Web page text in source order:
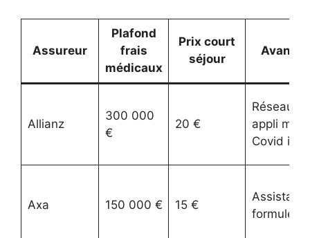
Assureur
Plafond
frais
médicaux
Prix court
séjour
Allianz
300 000
€
20 €
Réseau
appli
Covid
Axa 150 000 € 15 €
formules